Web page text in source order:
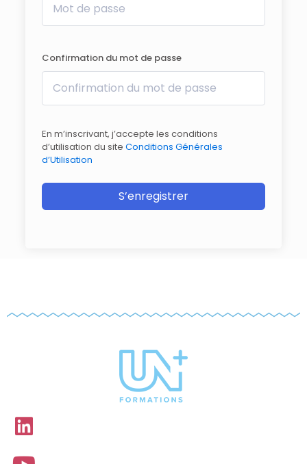
Confirmation du mot de passe
En m’inscrivant, j’accepte les conditions
d’utilisation du site Conditions Générales
d’Utilisation
S’enregistrer